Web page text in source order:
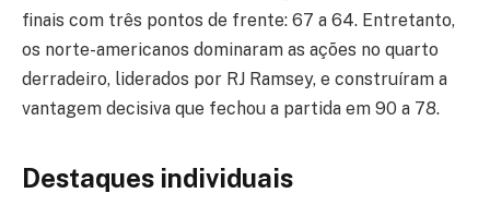
finais com três pontos de frente: 67 a 64. Entretanto,
os norte-americanos dominaram as ações no quarto
derradeiro, liderados por RJ Ramsey, e construíram a
vantagem decisiva que fechou a partida em 90 a 78.
Destaques individuais